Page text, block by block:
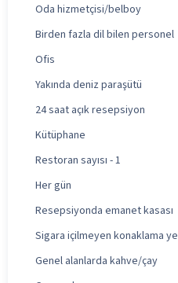
Oda hizmetçisi/belboy
Birden fazla dil bilen personel
Ofis
Yakında deniz paraşütü
24 saat açık resepsiyon
Kütüphane
Restoran sayısı - 1
Her gün
Resepsiyonda emanet kasası
Sigara içilmeyen konaklama
Genel alanlarda kahve/çay